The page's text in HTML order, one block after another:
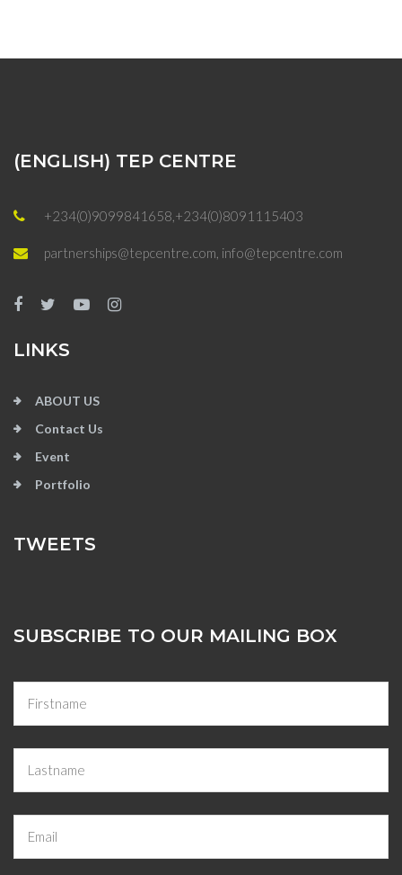
(ENGLISH) TEP CENTRE
+234(0)9099841658,+234(0)8091115403
partnerships@tepcentre.com, info@tepcentre.com
LINKS
ABOUT US
Contact Us
Event
Portfolio
TWEETS
SUBSCRIBE TO OUR MAILING BOX